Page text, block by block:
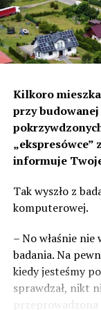
Kilkoro
przy
„ekspresówce”
informuje
Tak wyszło z
komputerowej.
– No właśnie
badania. Na
kiedy jesteśmy
sprawdzał, nikt
przeprowadzona